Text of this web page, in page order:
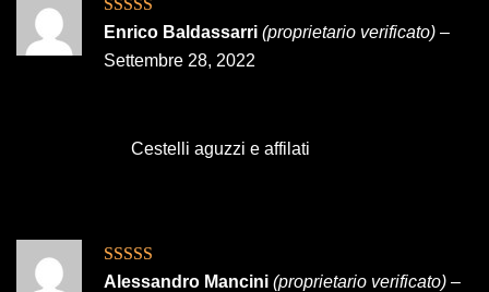
Valutato5su
5
Enrico Baldassarri (proprietario verificato) –
Settembre 28, 2022
Cestelli aguzzi e affilati
Valutato5su
Alessandro Mancini (proprietario verificato) –